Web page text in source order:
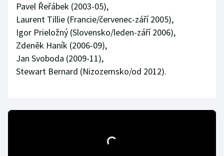
Pavel Řeřábek (2003-05),
Laurent Tillie (Francie/červenec-září 2005),
Igor Prieložný (Slovensko/leden-září 2006),
Zdeněk Haník (2006-09),
Jan Svoboda (2009-11),
Stewart Bernard (Nizozemsko/od 2012).